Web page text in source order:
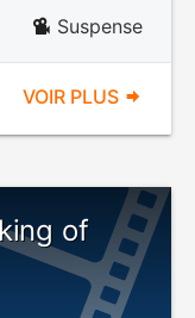
Suspense
VOIR PLUS
of